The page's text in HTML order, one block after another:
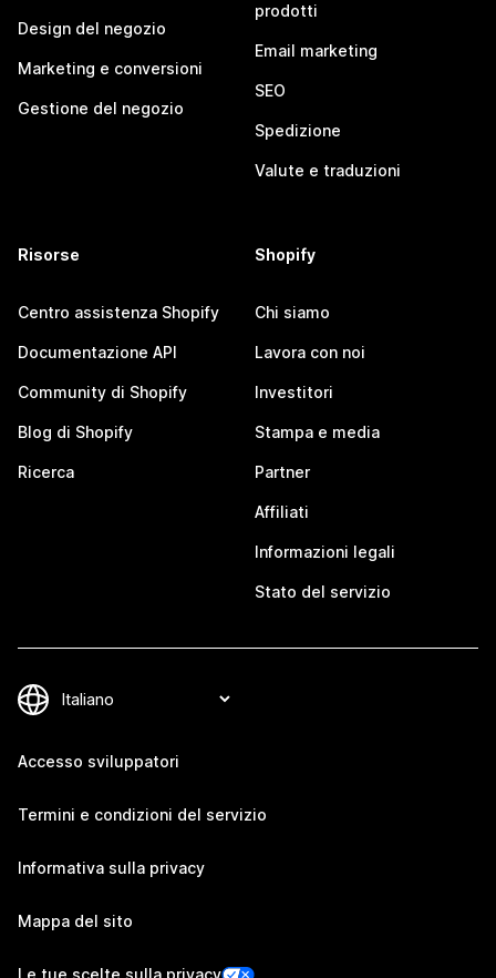
Design del negozio
Marketing e conversioni
Gestione del negozio
prodotti
Email marketing
SEO
Spedizione
Valute e traduzioni
Risorse
Centro assistenza Shopify
Documentazione API
Community di Shopify
Blog di Shopify
Ricerca
Shopify
Chi siamo
Lavora con noi
Investitori
Stampa e media
Partner
Affiliati
Informazioni legali
Stato del servizio
Accesso sviluppatori
Termini e condizioni del servizio
Informativa sulla privacy
Mappa del sito